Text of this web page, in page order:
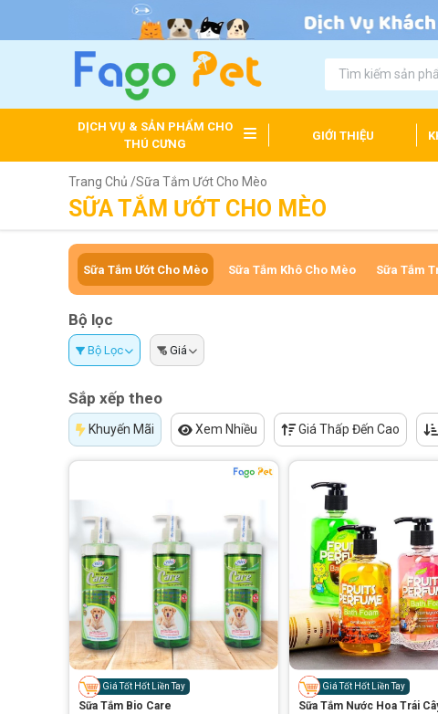
DỊCH VỤ & SẢN PHẨM CHO
THÚ CƯNG
GIỚI THIỆU
Trang Chủ /Sữa Tắm Ướt Cho Mèo
SỮA TẮM ƯỚT CHO MÈO
Sữa Tắm Ướt Cho Mèo Sữa Tắm Khô Cho Mèo Sữa Tắm
Bộ lọc
Bộ Lọc Giá
Sắp xếp theo
Khuyến Mãi Xem Nhiều Giá Thấp Đến Cao
Giá Tốt Hốt Liền Tay
Sữa Tắm Bio Care
Giá Tốt Hốt Liền Tay
Sữa Tắm Nước Hoa Trái